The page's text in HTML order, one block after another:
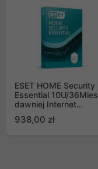
ESET HOME Security
Essential 10U/36Mies
dawniej Internet
938,00 zł